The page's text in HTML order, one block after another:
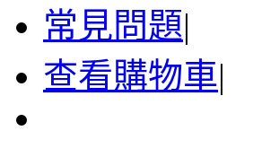
常見問題|
查看購物車|